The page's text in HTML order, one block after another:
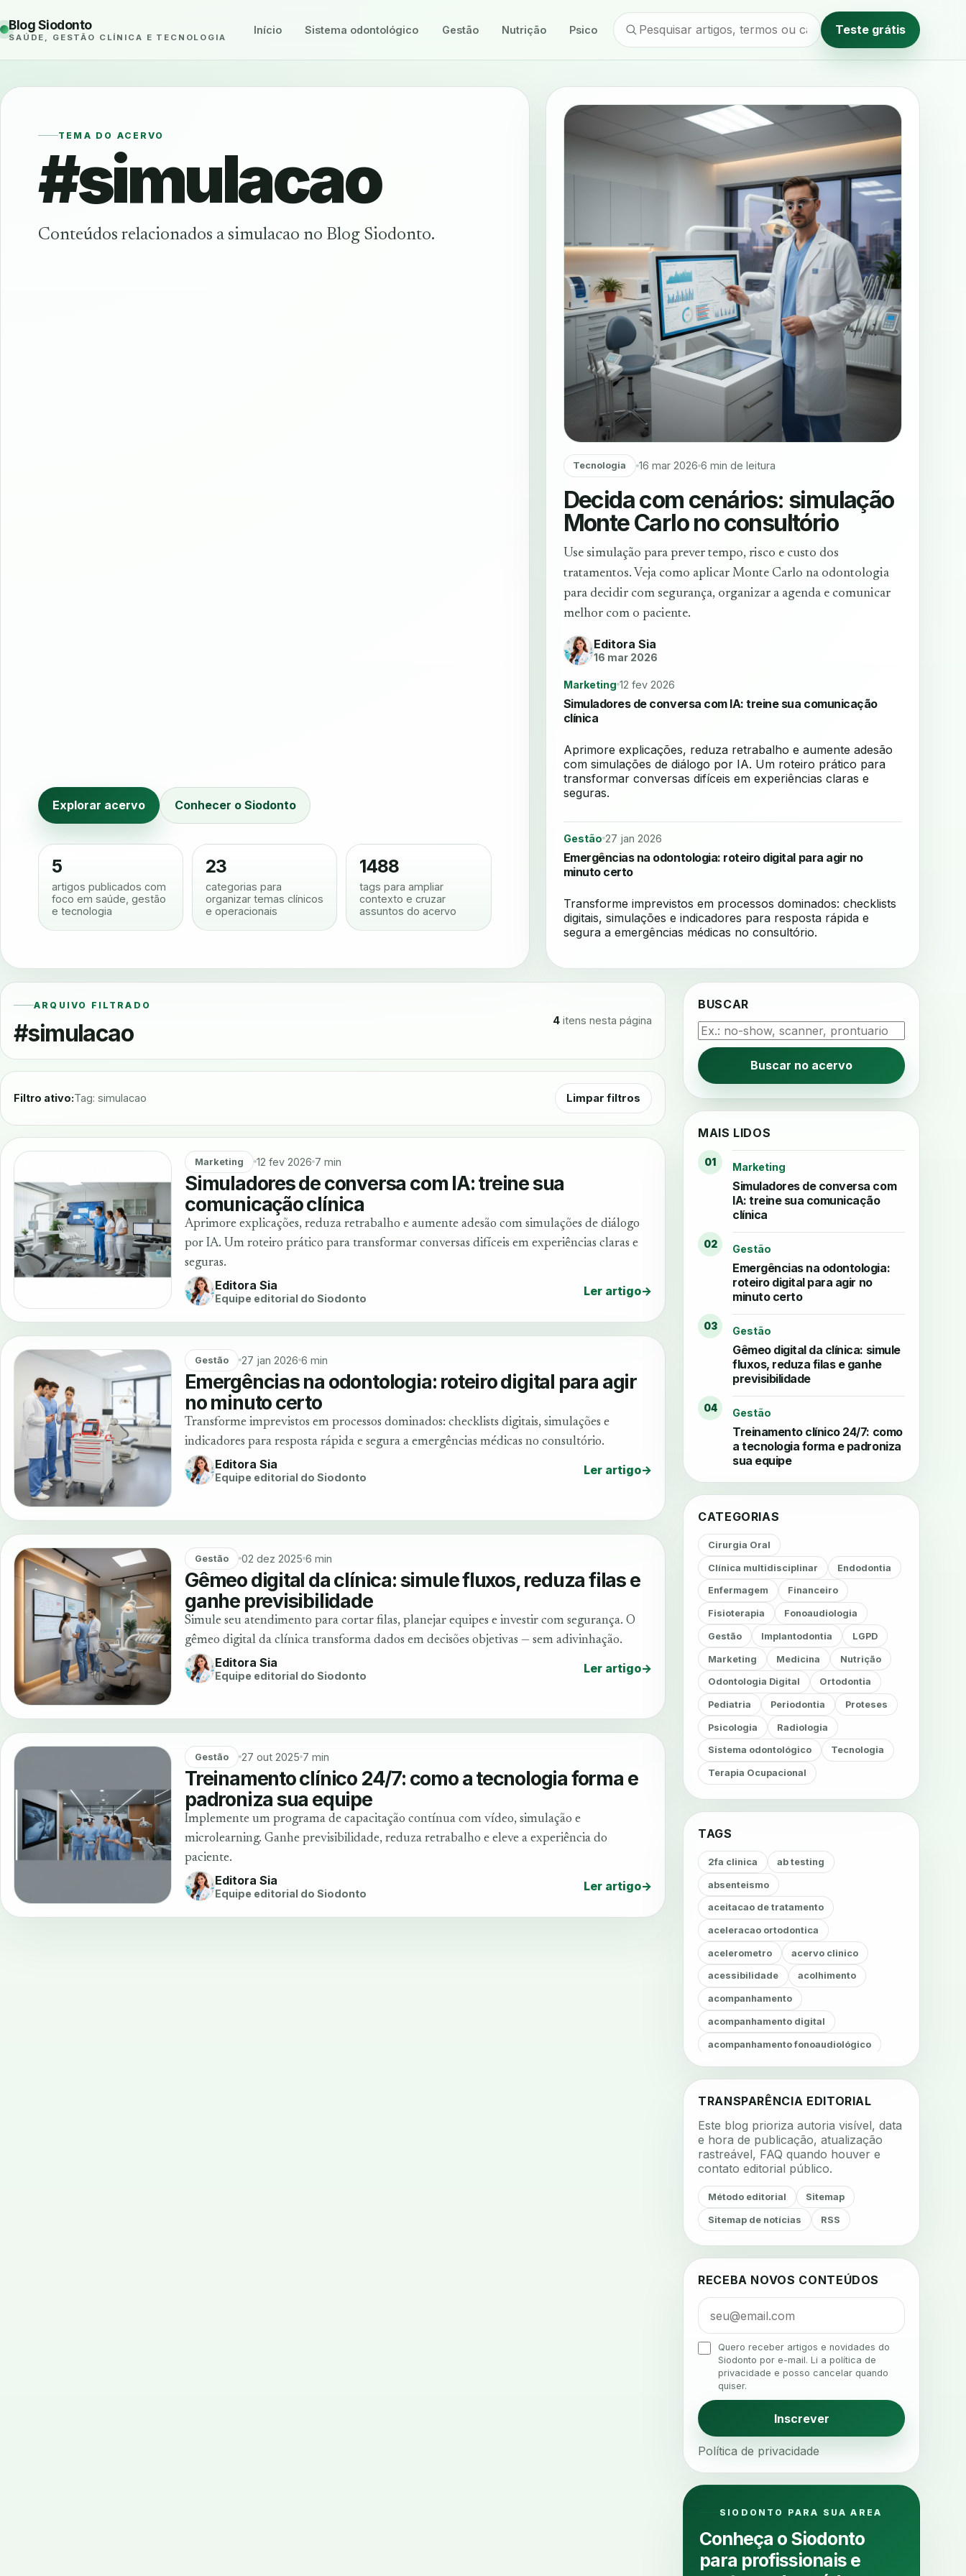
Blog Siodonto
SAÚDE, GESTÃO CLÍNICA E TECNOLOGIA
Início Sistema odontológico Gestão Nutrição Psicologia Método editorial Teste grátis
TEMA DO ACERVO
#simulacao
Conteúdos relacionados a simulacao no Blog Siodonto.
Explorar acervo Conhecer o Siodonto
5
artigos publicados com
foco em saúde, gestão
e tecnologia
23
categorias para
organizar temas clínicos
e operacionais
1488
tags para ampliar
contexto e cruzar
assuntos do acervo
Tecnologia 16 mar 2026 6 min de leitura
Decida com cenários: simulação
Monte Carlo no consultório
Use simulação para prever tempo, risco e custo dos
tratamentos. Veja como aplicar Monte Carlo na odontologia
para decidir com segurança, organizar a agenda e comunicar
melhor com o paciente.
Editora Sia
16 mar 2026
Marketing 12 fev 2026
Simuladores de conversa com IA: treine sua comunicação
clínica
Aprimore explicações, reduza retrabalho e aumente adesão
com simulações de diálogo por IA. Um roteiro prático para
transformar conversas difíceis em experiências claras e
seguras.
Gestão 27 jan 2026
Emergências na odontologia: roteiro digital para agir no
minuto certo
Transforme imprevistos em processos dominados: checklists
digitais, simulações e indicadores para resposta rápida e
segura a emergências médicas no consultório.
ARQUIVO FILTRADO
#simulacao 4 itens nesta página
Filtro ativo:Tag: simulacao Limpar filtros
Marketing 12 fev 2026 7 min
Simuladores de conversa com IA: treine sua
comunicação clínica
Aprimore explicações, reduza retrabalho e aumente adesão com simulações de diálogo
por IA. Um roteiro prático para transformar conversas difíceis em experiências claras e
seguras.
Editora Sia
Equipe editorial do Siodonto Ler artigo→
Gestão 27 jan 2026 6 min
Emergências na odontologia: roteiro digital para agir
no minuto certo
Transforme imprevistos em processos dominados: checklists digitais, simulações e
indicadores para resposta rápida e segura a emergências médicas no consultório.
Editora Sia
Equipe editorial do Siodonto Ler artigo→
Gestão 02 dez 2025 6 min
Gêmeo digital da clínica: simule fluxos, reduza filas e
ganhe previsibilidade
Simule seu atendimento para cortar filas, planejar equipes e investir com segurança. O
gêmeo digital da clínica transforma dados em decisões objetivas — sem adivinhação.
Editora Sia
Equipe editorial do Siodonto Ler artigo→
Gestão 27 out 2025 7 min
Treinamento clínico 24/7: como a tecnologia forma e
padroniza sua equipe
Implemente um programa de capacitação contínua com vídeo, simulação e
microlearning. Ganhe previsibilidade, reduza retrabalho e eleve a experiência do
paciente.
Editora Sia
Equipe editorial do Siodonto Ler artigo→
BUSCAR
Buscar no acervo
MAIS LIDOS
01 Marketing
Simuladores de conversa com
IA: treine sua comunicação
clínica
02 Gestão
Emergências na odontologia:
roteiro digital para agir no
minuto certo
03 Gestão
Gêmeo digital da clínica: simule
fluxos, reduza filas e ganhe
previsibilidade
04 Gestão
Treinamento clínico 24/7: como
a tecnologia forma e padroniza
sua equipe
CATEGORIAS
Cirurgia Oral
Clínica multidisciplinar Endodontia
Enfermagem Financeiro
Fisioterapia Fonoaudiologia
Gestão Implantodontia LGPD
Marketing Medicina Nutrição
Odontologia Digital Ortodontia
Pediatria Periodontia Proteses
Psicologia Radiologia
Sistema odontológico Tecnologia
Terapia Ocupacional
TAGS
2fa clinica ab testing
absenteismo
aceitacao de tratamento
aceleracao ortodontica
acelerometro acervo clinico
acessibilidade acolhimento
acompanhamento
acompanhamento digital
acompanhamento fonoaudiológico
acompanhamento nutricional
acustica acustica clinica
adesao adesao ao tratamento
adesao odontologica
adesao tratamento
agenda inteligente
agenda odontologica
agendamento
agendamento digital
agendamento inteligente
ajuste oclusal ajuste protetico
ambiente clinico ampliacao
analgesia analgesia digital
TRANSPARÊNCIA EDITORIAL
Este blog prioriza autoria visível, data
e hora de publicação, atualização
rastreável, FAQ quando houver e
contato editorial público.
Método editorial Sitemap
Sitemap de notícias RSS
RECEBA NOVOS CONTEÚDOS
Quero receber artigos e novidades do
Siodonto por e-mail. Li a política de
privacidade e posso cancelar quando
quiser.
Inscrever
Política de privacidade
SIODONTO PARA SUA AREA
Conheça o Siodonto
para profissionais e